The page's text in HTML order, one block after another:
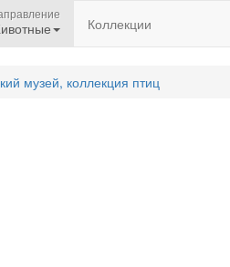
Коллекции
музей, коллекция птиц